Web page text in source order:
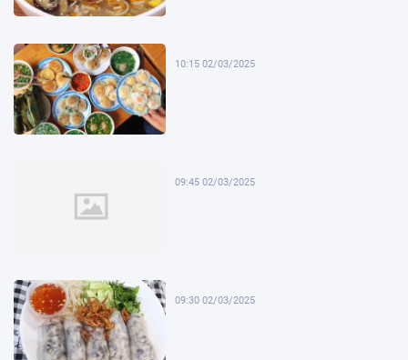
10:15 02/03/2025
09:45 02/03/2025
09:30 02/03/2025